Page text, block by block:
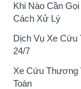
Khi Nào Cần
Cách Xử Lý
Dịch Vụ Xe Cứu
24/7
Xe Cứu Thương
Toàn